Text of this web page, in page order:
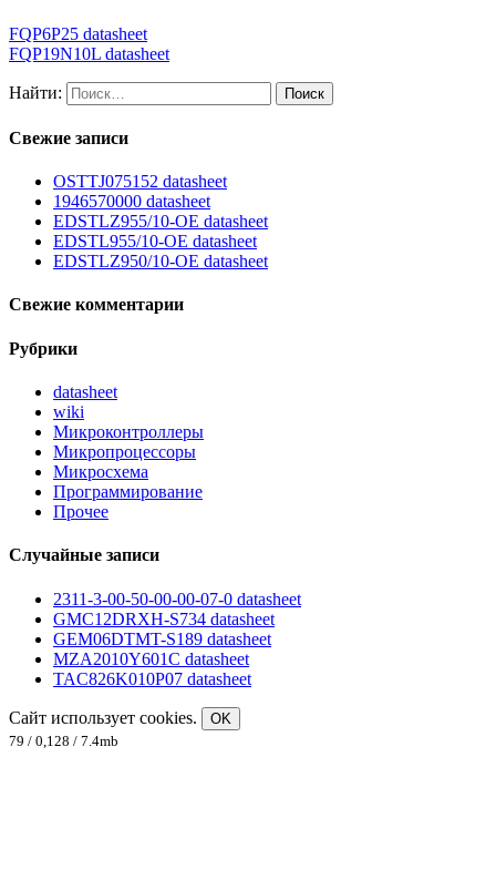
FQP6P25 datasheet
FQP19N10L datasheet
Найти:
Свежие записи
OSTTJ075152 datasheet
1946570000 datasheet
EDSTLZ955/10-OE datasheet
EDSTL955/10-OE datasheet
EDSTLZ950/10-OE datasheet
Свежие комментарии
Рубрики
datasheet
wiki
Микроконтроллеры
Микропроцессоры
Микросхема
Программирование
Прочее
Случайные записи
2311-3-00-50-00-00-07-0 datasheet
GMC12DRXH-S734 datasheet
GEM06DTMT-S189 datasheet
MZA2010Y601C datasheet
TAC826K010P07 datasheet
Сайт использует cookies.
OK
79 / 0,128 / 7.4mb